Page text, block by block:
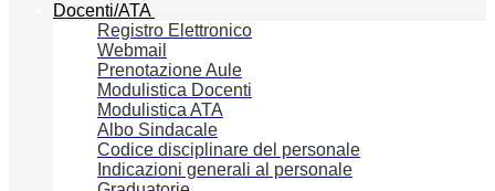
Docenti/ATA
Registro Elettronico
Webmail
Prenotazione Aule
Modulistica Docenti
Modulistica ATA
Albo Sindacale
Codice disciplinare del personale
Indicazioni generali al personale